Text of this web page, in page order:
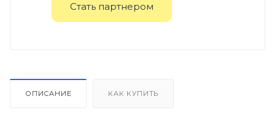
Стать партнером
ОПИСАНИЕ КАК КУПИТЬ